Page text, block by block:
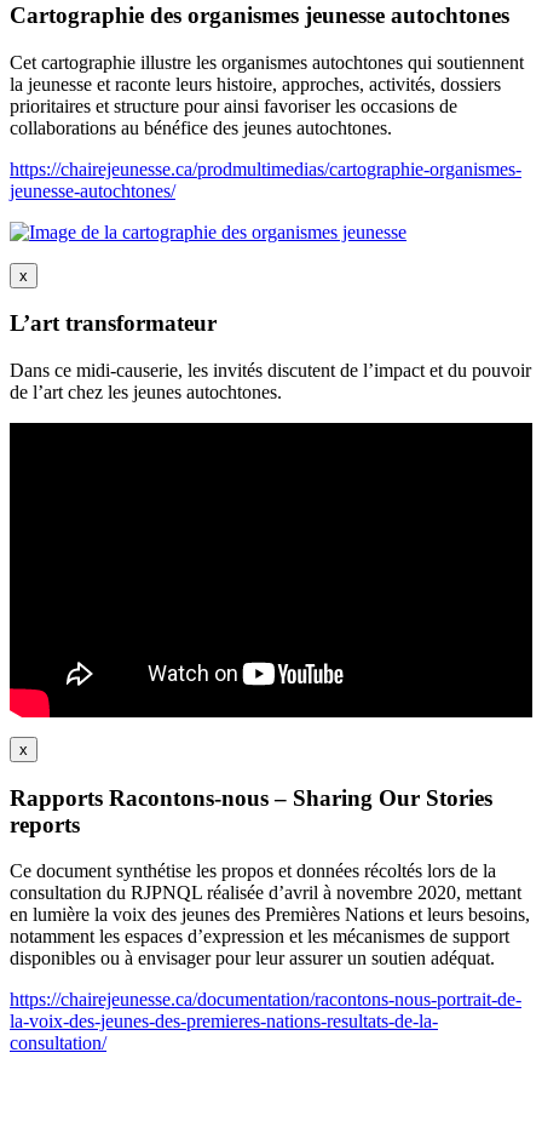
Cartographie des organismes jeunesse autochtones
Cet cartographie illustre les organismes autochtones qui soutiennent
la jeunesse et raconte leurs histoire, approches, activités, dossiers
prioritaires et structure pour ainsi favoriser les occasions de
collaborations au bénéfice des jeunes autochtones.
https://chairejeunesse.ca/prodmultimedias/cartographie-organismes-
jeunesse-autochtones/
x
L’art transformateur
Dans ce midi-causerie, les invités discutent de l’impact et du pouvoir
de l’art chez les jeunes autochtones.
x
Rapports Racontons-nous – Sharing Our Stories
reports
Ce document synthétise les propos et données récoltés lors de la
consultation du RJPNQL réalisée d’avril à novembre 2020, mettant
en lumière la voix des jeunes des Premières Nations et leurs besoins,
notamment les espaces d’expression et les mécanismes de support
disponibles ou à envisager pour leur assurer un soutien adéquat.
https://chairejeunesse.ca/documentation/racontons-nous-portrait-de-
la-voix-des-jeunes-des-premieres-nations-resultats-de-la-
consultation/